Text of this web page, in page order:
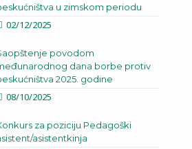
u zimskom periodu
02/12/2025
povodom
dana borbe protiv
2025. godine
08/10/2025
za poziciju Pedagoški
asistentkinja